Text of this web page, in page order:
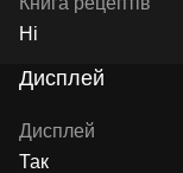
Ні
Дисплей
Дисплей
Так